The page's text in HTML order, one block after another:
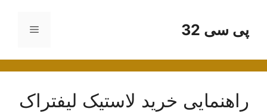
محتواپی سی 32 فهرست
راهنمایی خرید لاستیک لیفتراک